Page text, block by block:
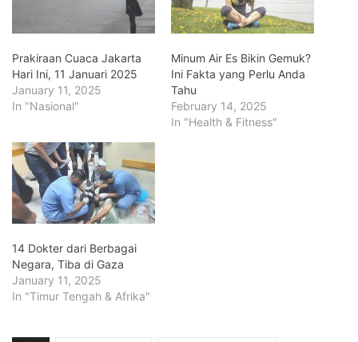
Prakiraan Cuaca Jakarta
Hari Ini, 11 Januari 2025
January 11, 2025
In "Nasional"
Minum Air Es Bikin Gemuk?
Ini Fakta yang Perlu Anda
Tahu
February 14, 2025
In "Health & Fitness"
14 Dokter dari Berbagai
Negara, Tiba di Gaza
January 11, 2025
In "Timur Tengah & Afrika"